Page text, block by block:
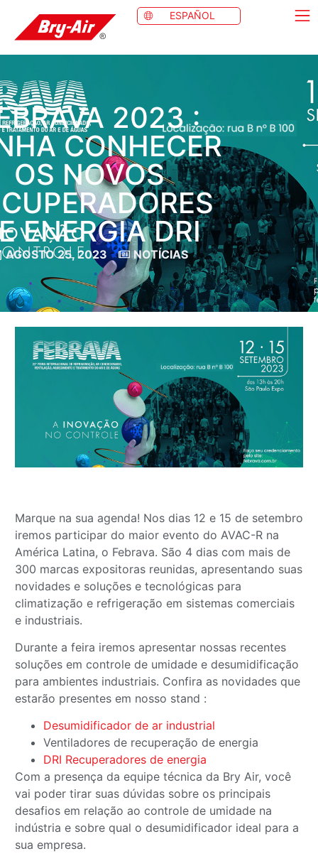
ESPAÑOL
2023 :
CONHECER
OS NOVOS
ENERGIA DRI
AGOSTO 25, 2023 NOTÍCIAS
Marque na sua agenda! Nos dias 12 e 15 de setembro
iremos participar do maior evento do AVAC-R na
América Latina, o Febrava. São 4 dias com mais de
300 marcas expositoras reunidas, apresentando suas
novidades e soluções e tecnológicas para
climatização e refrigeração em sistemas comerciais
e industriais.
Durante a feira iremos apresentar nossas recentes
soluções em controle de umidade e desumidificação
para ambientes industriais. Confira as novidades que
estarão presentes em nosso stand :
Desumidificador de ar industrial
Ventiladores de recuperação de energia
DRI Recuperadores de energia
Com a presença da equipe técnica da Bry Air, você
vai poder tirar suas dúvidas sobre os principais
desafios em relação ao controle de umidade na
indústria e sobre qual o desumidificador ideal para a
sua empresa.